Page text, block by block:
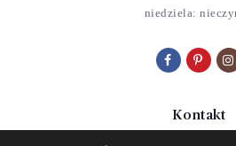
niedziela:
Kontakt
ul. Tyszkiewicza 18, 24-120